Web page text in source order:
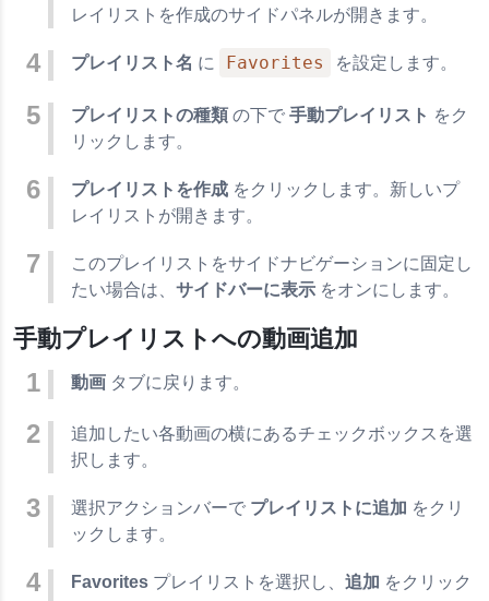
レイリストを作成のサイドパネルが開きます。
プレイリスト名 に Favorites を設定します。
プレイリストの種類 の下で 手動プレイリスト をク
リックします。
プレイリストを作成 をクリックします。新しいプ
レイリストが開きます。
このプレイリストをサイドナビゲーションに固定し
たい場合は、 サイドバーに表示 をオンにします。
手動プレイリストへの動画追加
動画 タブに戻ります。
追加したい各動画の横にあるチェックボックスを選
択します。
選択アクションバーで プレイリストに追加 をクリ
ックします。
Favorites プレイリストを選択し、 追加 をクリック